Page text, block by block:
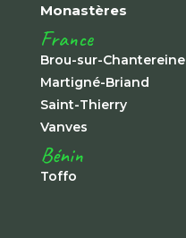
Monastères
France
Brou-sur-Chantereine
Martigné-Briand
Saint-Thierry
Vanves
Bénin
Toffo